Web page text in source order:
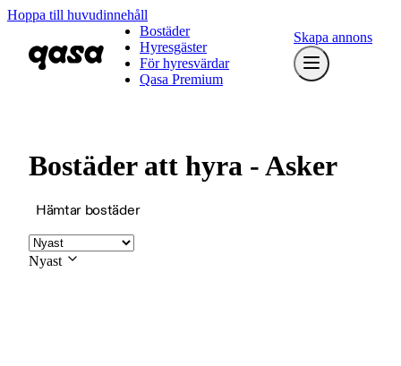
Hoppa till huvudinnehåll
Bostäder
Hyresgäster
För hyresvärdar
Qasa Premium
Skapa annons
Bostäder att hyra - Asker
Hämtar bostäder
Nyast